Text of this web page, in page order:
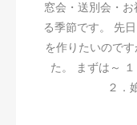
窓会・送別会・
る季節です。 先
を作りたいので
た。 まずは～
２．